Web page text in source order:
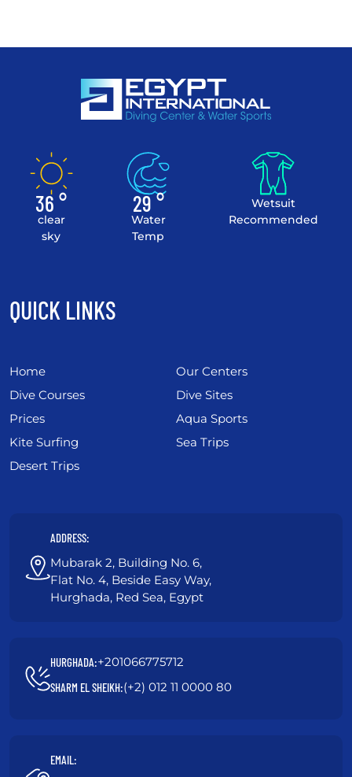
36 °
clear
sky
29 °
Water
Temp
Wetsuit
Recommended
ADDRESS:
Mubarak 2, Building No. 6,
Flat No. 4, Beside Easy Way,
Hurghada, Red Sea, Egypt
HURGHADA:+201066775712
SHARM EL SHEIKH:(+2) 012 11 0000 80
EMAIL:
QUICK LINKS
Home
Our Centers
Dive Courses
Dive Sites
Prices
Aqua Sports
Kite Surfing
Sea Trips
Desert Trips